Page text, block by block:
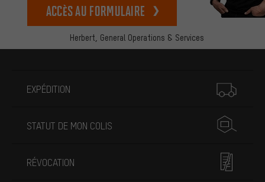
Herbert, General Operations & Services
Accès au formulaire
EXPÉDITION
STATUT DE MON COLIS
RÉVOCATION